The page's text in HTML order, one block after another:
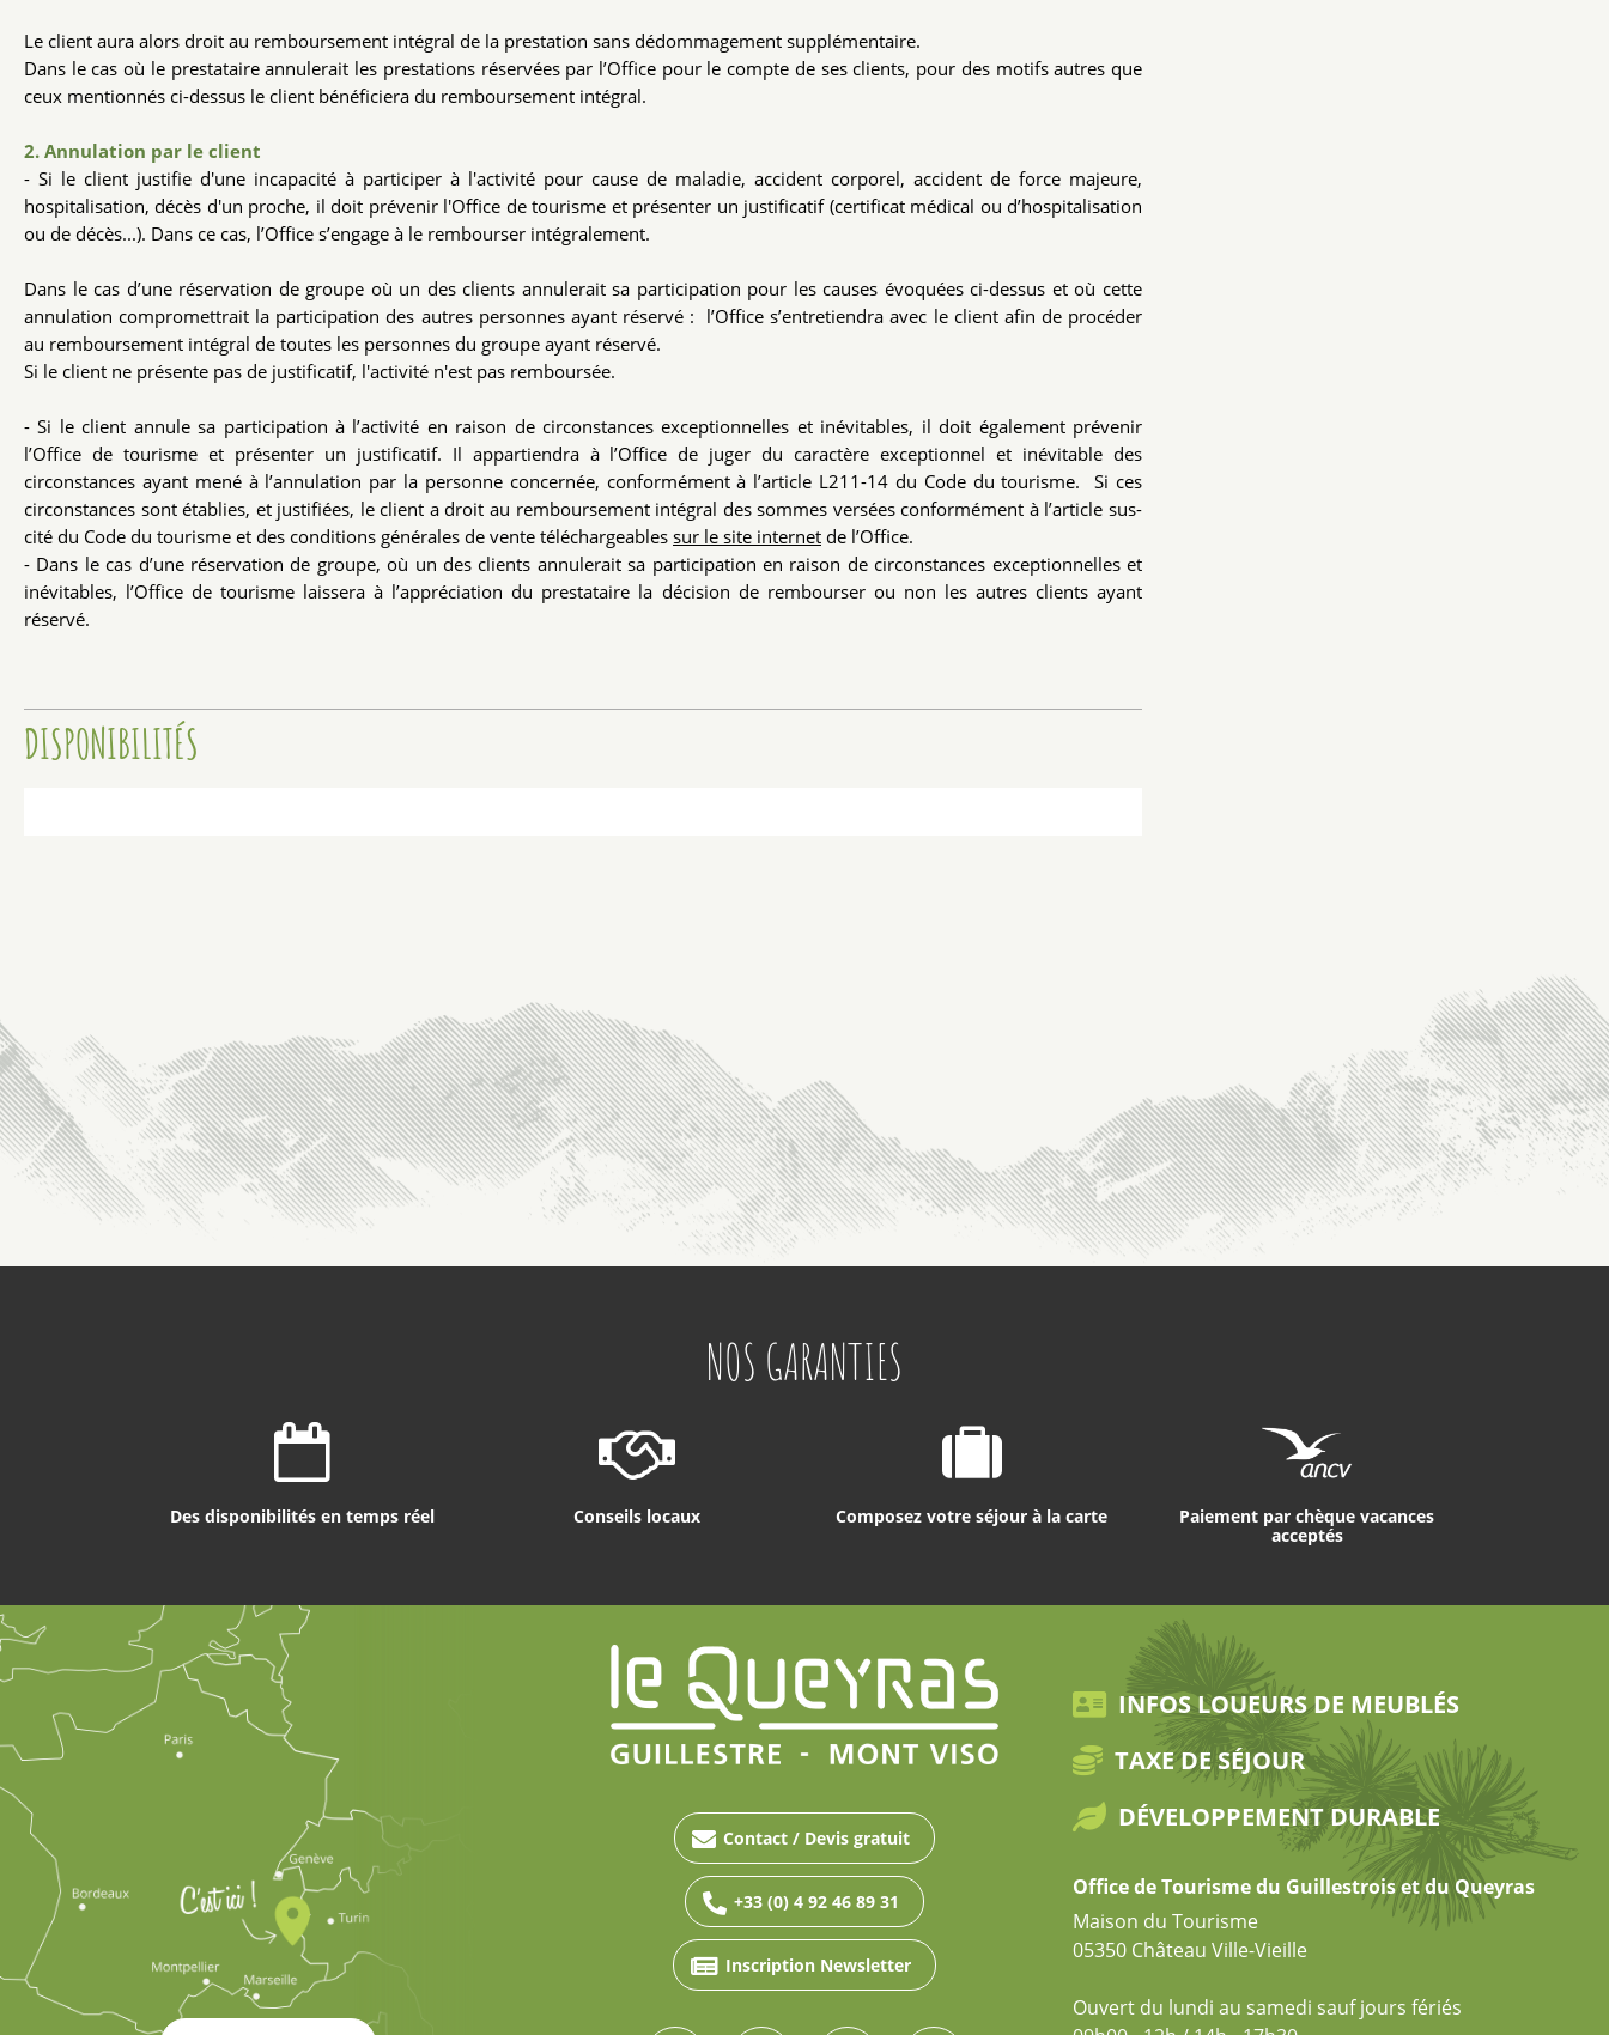
Le client aura alors droit au remboursement intégral de la prestation sans dédommagement supplémentaire.
Dans le cas où le prestataire annulerait les prestations réservées par l’Office pour le compte de ses clients, pour des motifs autres que
ceux mentionnés ci-dessus le client bénéficiera du remboursement intégral.
2. Annulation par le client
- Si le client justifie d'une incapacité à participer à l'activité pour cause de maladie, accident corporel, accident de force majeure,
hospitalisation, décès d'un proche, il doit prévenir l'Office de tourisme et présenter un justificatif (certificat médical ou d’hospitalisation
ou de décès...). Dans ce cas, l’Office s’engage à le rembourser intégralement.
Dans le cas d’une réservation de groupe où un des clients annulerait sa participation pour les causes évoquées ci-dessus et où cette
annulation compromettrait la participation des autres personnes ayant réservé : l’Office s’entretiendra avec le client afin de procéder
au remboursement intégral de toutes les personnes du groupe ayant réservé.
Si le client ne présente pas de justificatif, l'activité n'est pas remboursée.
- Si le client annule sa participation à l’activité en raison de circonstances exceptionnelles et inévitables, il doit également prévenir
l’Office de tourisme et présenter un justificatif. Il appartiendra à l’Office de juger du caractère exceptionnel et inévitable des
circonstances ayant mené à l’annulation par la personne concernée, conformément à l’article L211-14 du Code du tourisme. Si ces
circonstances sont établies, et justifiées, le client a droit au remboursement intégral des sommes versées conformément à l’article sus-
cité du Code du tourisme et des conditions générales de vente téléchargeablessur le site internetde l’Office.
- Dans le cas d’une réservation de groupe, où un des clients annulerait sa participation en raison de circonstances exceptionnelles et
inévitables, l’Office de tourisme laissera à l’appréciation du prestataire la décision de rembourser ou non les autres clients ayant
réservé.
DISPONIBILITÉS
NOS GARANTIES
Des disponibilités en temps réel Conseils locaux Composez votre séjour à la carte
Paiement par chèque vacances
acceptés
Contact / Devis gratuit
+33 (0) 4 92 46 89 31
Inscription Newsletter
INFOS LOUEURS DE MEUBLÉS
TAXE DE SÉJOUR
DÉVELOPPEMENT DURABLE
Office de Tourisme du Guillestrois et du Queyras
Maison du Tourisme
05350 Château Ville-Vieille
Ouvert du lundi au samedi sauf jours fériés